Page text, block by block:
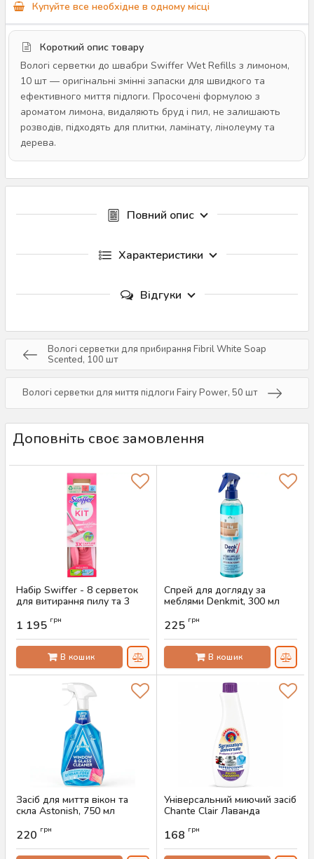
Купуйте все необхідне в одному місці
Короткий опис товару
Вологі серветки до швабри Swiffer Wet Refills з лимоном,
10 шт — оригінальні змінні запаски для швидкого та
ефективного миття підлоги. Просочені формулою з
ароматом лимона, видаляють бруд і пил, не залишають
розводів, підходять для плитки, ламінату, лінолеуму та
дерева.
Повний опис
Характеристики
Відгуки
Вологі серветки для прибирання Fibril White Soap
Scented, 100 шт
Вологі серветки для миття підлоги Fairy Power, 50 шт
Доповніть своє замовлення
Набір Swiffer - 8 серветок
для витирання пилу та 3
підлоги, обмежена серія
Артикул:AS-00626
1 195 грн
В кошик
Спрей для догляду за
меблями Denkmit, 300 мл
225 грн
В кошик
Засіб для миття вікон та
скла Astonish, 750 мл
220 грн
Універсальний миючий засіб
Chante Clair Лаванда
Артикул:
168 грн